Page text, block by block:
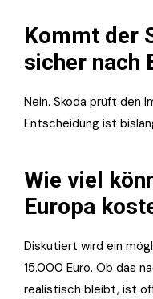
Kommt der
sicher nach
Nein. Skoda prüft den
Entscheidung ist
Wie viel
Europa
Diskutiert wird ein
15.000 Euro. Ob das
realistisch bleibt, ist